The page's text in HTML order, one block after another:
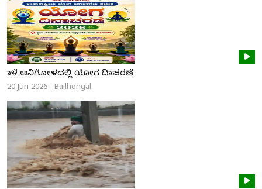
ನಾಳೆ ಆನಿಗೋಳದಲ್ಲಿ ಯೋಗ ದಿನಾಚರಣೆ
20 Jun 2026 Bailhongal